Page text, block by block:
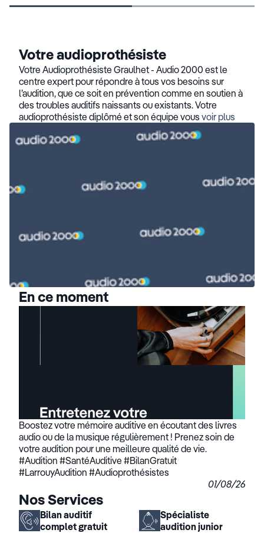
Votre audioprothésiste
Votre Audioprothésiste Graulhet - Audio 2000 est le
centre expert pour répondre à tous vos besoins sur
l’audition, que ce soit en prévention comme en soutien à
des troubles auditifs naissants ou existants. Votre
audioprothésiste diplômé et son équipe vous voir plus
En ce moment
Boostez votre mémoire auditive en écoutant des livres
audio ou de la musique régulièrement ! Prenez soin de
votre audition pour une meilleure qualité de vie.
#Audition #SantéAuditive #BilanGratuit
#LarrouyAudition #Audioprothésistes
01/08/26
Nos Services
Bilan auditif
complet gratuit
Spécialiste
audition junior